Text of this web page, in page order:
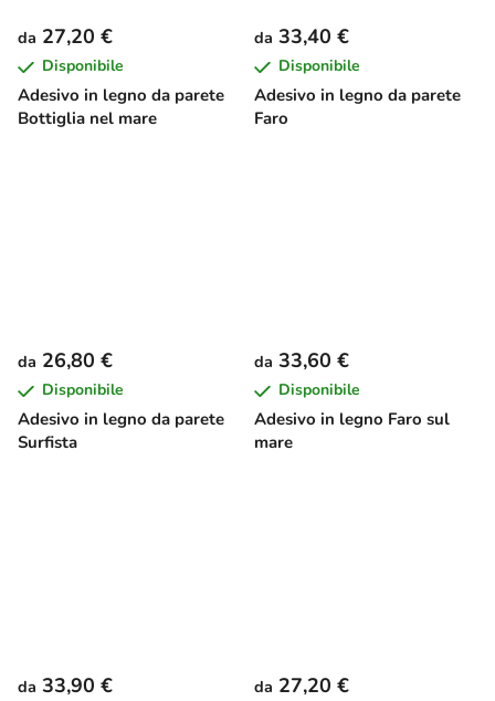
Adesivo in legno da parete
Bottiglia nel mare
da 27,20 €
Disponibile
Adesivo in legno da parete
Faro
da 33,40 €
Disponibile
Adesivo in legno da parete
Surfista
da 26,80 €
Disponibile
Adesivo in legno Faro sul
mare
da 33,60 €
Disponibile
da 33,90 € da 27,20 €